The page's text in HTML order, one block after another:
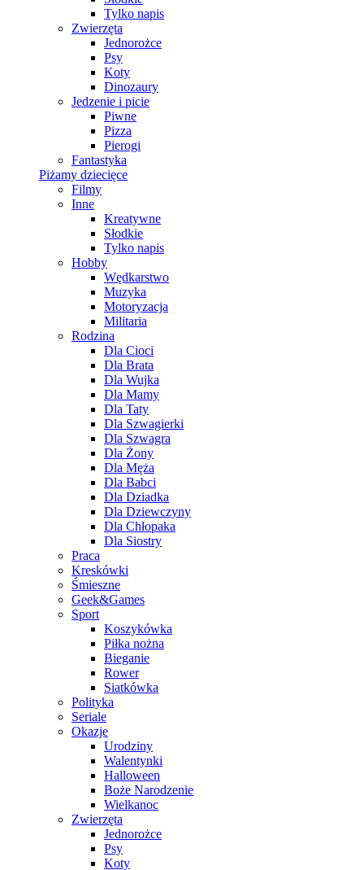
Tylko napis
Zwierzęta
Jednorożce
Psy
Koty
Dinozaury
Jedzenie i picie
Piwne
Pizza
Pierogi
Fantastyka
Piżamy dziecięce
Filmy
Inne
Kreatywne
Słodkie
Tylko napis
Hobby
Wędkarstwo
Muzyka
Motoryzacja
Militaria
Rodzina
Dla Cioci
Dla Brata
Dla Wujka
Dla Mamy
Dla Taty
Dla Szwagierki
Dla Szwagra
Dla Żony
Dla Męża
Dla Babci
Dla Dziadka
Dla Dziewczyny
Dla Chłopaka
Dla Siostry
Praca
Kreskówki
Śmieszne
Geek&Games
Sport
Koszykówka
Piłka nożna
Bieganie
Rower
Siatkówka
Polityka
Seriale
Okazje
Urodziny
Walentynki
Halloween
Boże Narodzenie
Wielkanoc
Zwierzęta
Jednorożce
Psy
Koty